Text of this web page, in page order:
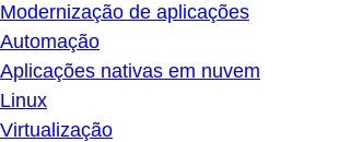
Modernização de aplicações
Automação
Aplicações nativas em nuvem
Linux
Virtualização